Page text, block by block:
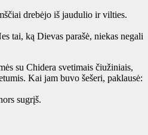
drebėjo iš jaudulio ir vilties.
tai, ką Dievas parašė, niekas negali
su Chidera svetimais čiužiniais,
Kai jam buvo šešeri, paklausė:
sugrįš.